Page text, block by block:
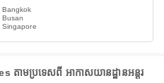
Bangkok
Busan
Singapore
ាមប្រទេសពី អាកាសយានដ្ឋានអន្តរ